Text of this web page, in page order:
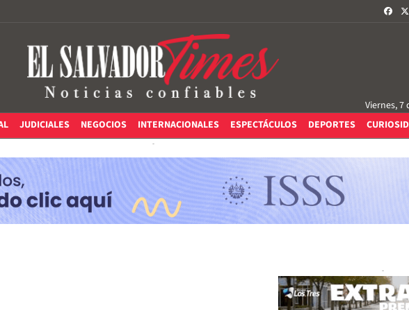
Viernes, 7
JUDICIALES NEGOCIOS INTERNACIONALES ESPECTÁCULOS DEPORTES